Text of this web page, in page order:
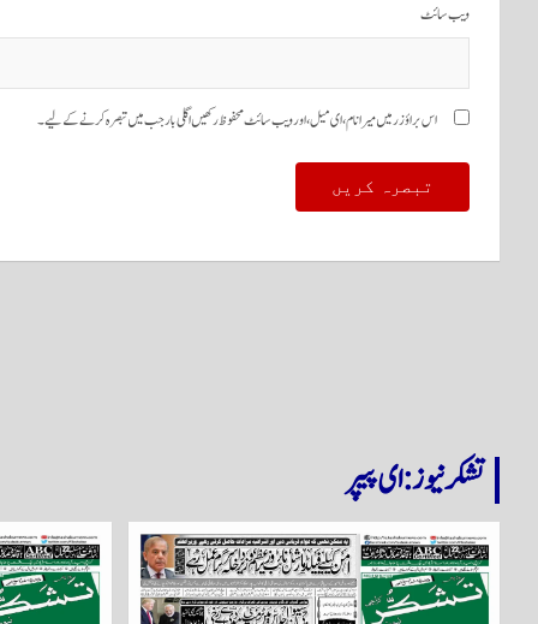
ویب‌ سائٹ
اس براؤزر میں میرا نام، ای میل، اور ویب سائٹ محفوظ رکھیں اگلی بار جب میں تبصرہ کرنے کےلیے۔
تشکر نیوز: ای پیپر